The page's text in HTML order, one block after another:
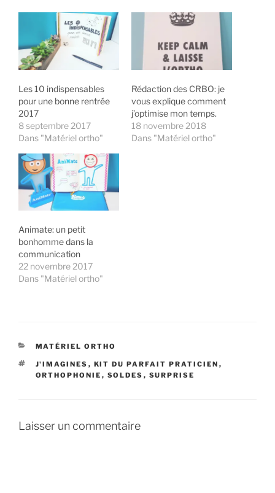
Les 10 indispensables
pour une bonne rentrée
2017
8 septembre 2017
Dans "Matériel ortho"
Rédaction des CRBO: je
vous explique comment
j’optimise mon temps.
18 novembre 2018
Dans "Matériel ortho"
Animate: un petit
bonhomme dans la
communication
22 novembre 2017
Dans "Matériel ortho"
CATÉGORIES
MATÉRIEL ORTHO
ÉTIQUETTES
J'IMAGINES , KIT DU PARFAIT PRATICIEN ,
ORTHOPHONIE , SOLDES , SURPRISE
Laisser un commentaire